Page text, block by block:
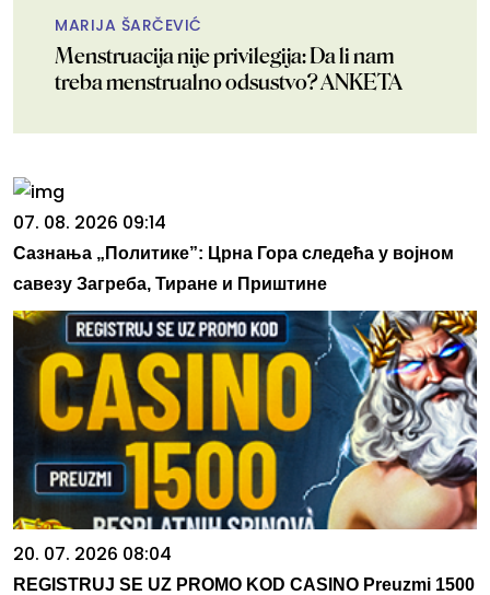
MARIJA ŠARČEVIĆ
Menstruacija nije privilegija: Da li nam
treba menstrualno odsustvo? ANKETA
07. 08. 2026 09:14
Сазнања „Политике”: Црна Гора следећа у војном
савезу Загреба, Тиране и Приштине
20. 07. 2026 08:04
REGISTRUJ SE UZ PROMO KOD CASINO Preuzmi 1500